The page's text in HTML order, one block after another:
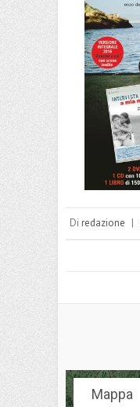
Di redazione |
Mappa